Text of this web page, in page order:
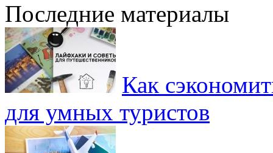
Последние материалы
Как
для умных туристов